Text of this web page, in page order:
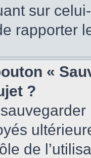
sur
rapporter
«
?
de